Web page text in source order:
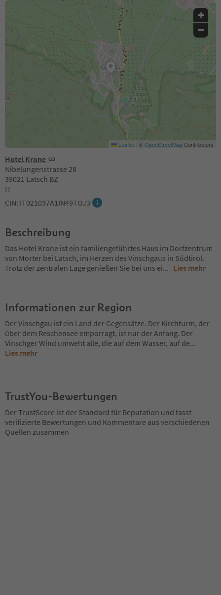
Hotel Krone
Nibelungenstrasse 28
39021 Latsch BZ
IT
CIN: IT021037A1IN49TOJ3
+
−
Leaflet | ©OpenStreetMapContributors
Beschreibung
Das Hotel Krone ist ein familiengeführtes Haus im Dorfzentrum
von Morter bei Latsch, im Herzen des Vinschgaus in Südtirol.
Trotz der zentralen Lage genießen Sie bei uns ei... Lies mehr
Informationen zur Region
Der Vinschgau ist ein Land der Gegensätze. Der Kirchturm, der
über dem Reschensee emporragt, ist nur der Anfang. Der
Vinschger Wind umweht alle, die auf dem Wasser, auf de...
Lies mehr
TrustYou-Bewertungen
Der TrustScore ist der Standard für Reputation und fasst
verifizierte Bewertungen und Kommentare aus verschiedenen
Quellen zusammen